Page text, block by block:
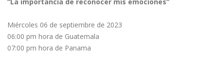
Miércoles 06 de septiembre de 2023
06:00 pm hora de Guatemala
07:00 pm hora de Panama